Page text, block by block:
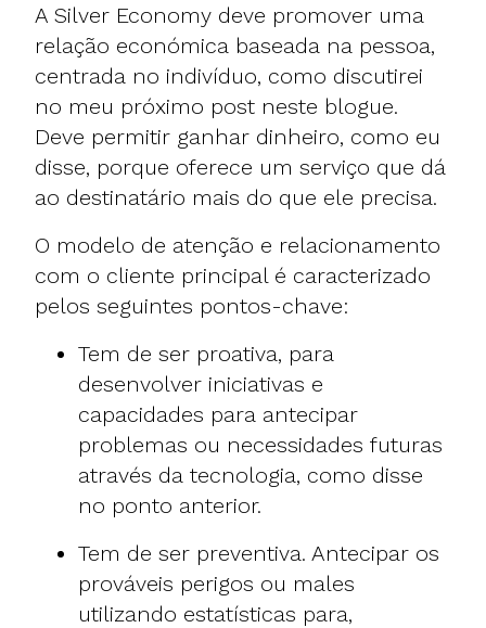
A Silver Economy deve promover uma
relação económica baseada na pessoa,
centrada no indivíduo, como discutirei
no meu próximo post neste blogue.
Deve permitir ganhar dinheiro, como eu
disse, porque oferece um serviço que dá
ao destinatário mais do que ele precisa.
O modelo de atenção e relacionamento
com o cliente principal é caracterizado
pelos seguintes pontos-chave:
Tem de ser proativa, para
desenvolver iniciativas e
capacidades para antecipar
problemas ou necessidades futuras
através da tecnologia, como disse
no ponto anterior.
Tem de ser preventiva. Antecipar os
prováveis perigos ou males
utilizando estatísticas para,